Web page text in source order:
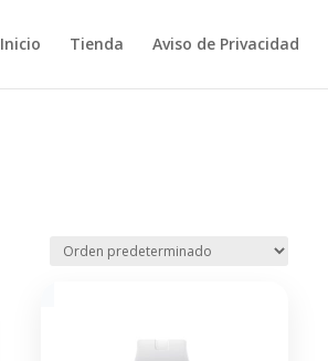
Inicio Tienda Aviso de Privacidad